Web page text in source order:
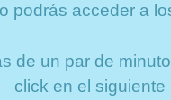
podrás acceder a
de un par de
click en el siguiente